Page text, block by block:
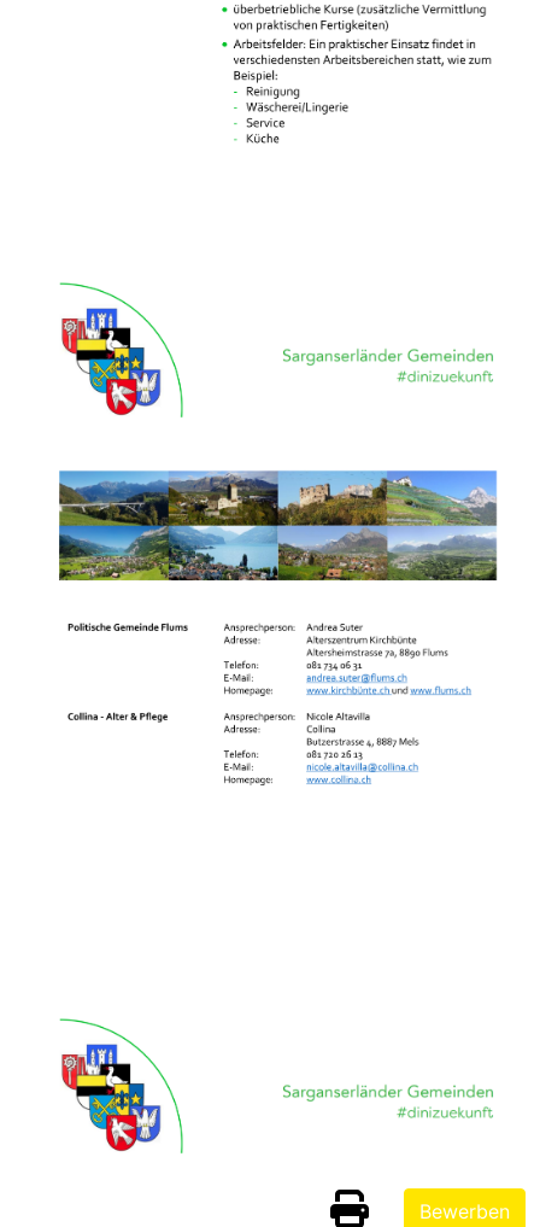
Bewerben